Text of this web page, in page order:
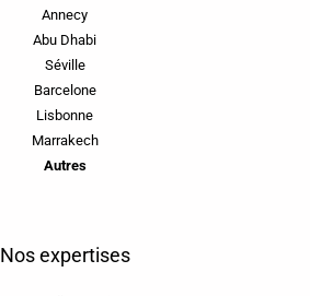
Annecy
Abu Dhabi
Séville
Barcelone
Lisbonne
Marrakech
Autres
Nos expertises